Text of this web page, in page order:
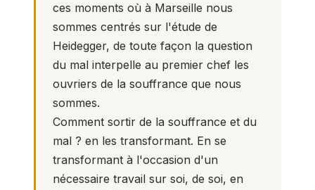
ces moments où à Marseille nous
sommes centrés sur l'étude de
Heidegger, de toute façon la question
du mal interpelle au premier chef les
ouvriers de la souffrance que nous
sommes.
Comment sortir de la souffrance et du
mal ? en les transformant. En se
transformant à l'occasion d'un
nécessaire travail sur soi, de soi, en